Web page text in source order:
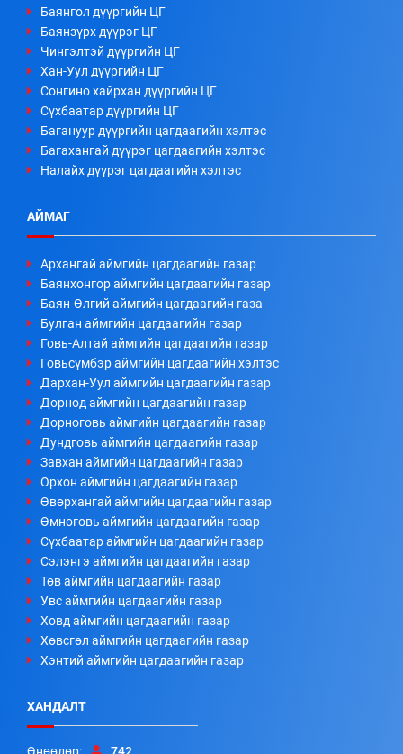
Баянгол дүүргийн ЦГ
Баянзүрх дүүрэг ЦГ
Чингэлтэй дүүргийн ЦГ
Хан-Уул дүүргийн ЦГ
Сонгино хайрхан дүүргийн ЦГ
Сүхбаатар дүүргийн ЦГ
Багануур дүүргийн цагдаагийн хэлтэс
Багахангай дүүрэг цагдаагийн хэлтэс
Налайх дүүрэг цагдаагийн хэлтэс
АЙМАГ
Архангай аймгийн цагдаагийн газар
Баянхонгор аймгийн цагдаагийн газар
Баян-Өлгий аймгийн цагдаагийн газа
Булган аймгийн цагдаагийн газар
Говь-Алтай аймгийн цагдаагийн газар
Говьсүмбэр аймгийн цагдаагийн хэлтэс
Дархан-Уул аймгийн цагдаагийн газар
Дорнод аймгийн цагдаагийн газар
Дорноговь аймгийн цагдаагийн газар
Дундговь аймгийн цагдаагийн газар
Завхан аймгийн цагдаагийн газар
Орхон аймгийн цагдаагийн газар
Өвөрхангай аймгийн цагдаагийн газар
Өмнөговь аймгийн цагдаагийн газар
Сүхбаатар аймгийн цагдаагийн газар
Сэлэнгэ аймгийн цагдаагийн газар
Төв аймгийн цагдаагийн газар
Увс аймгийн цагдаагийн газар
Ховд аймгийн цагдаагийн газар
Хөвсгөл аймгийн цагдаагийн газар
Хэнтий аймгийн цагдаагийн газар
ХАНДАЛТ